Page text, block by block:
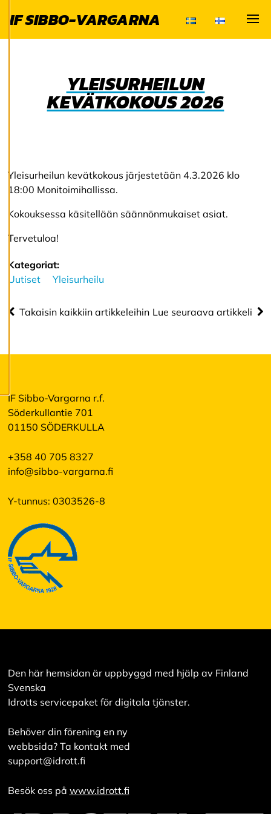
Suostumalla
evästeiden käyttöön
palvelua ja tarjota
sinulle kiinnostavaa
sisältöä. Sinulla on
lisää
evästeistämme.
u
k
k
a
e
v
e
t
u
k
si
K
e
l
ä
k
i
k
k
H
k
s
y
k
i
k
k
i
v
ä
IF SIBBO-VARGARNA
YLEISURHEILUN
KEVÄTKOKOUS 2026
Yleisurheilun kevätkokous järjestetään 4.3.2026 klo
18:00 Monitoimihallissa.
Kokouksessa käsitellään säännönmukaiset asiat.
Tervetuloa!
Kategoriat:
Uutiset
Yleisurheilu
Takaisin kaikkiin artikkeleihin Lue seuraava artikkeli
IF Sibbo-Vargarna r.f.
Söderkullantie 701
01150 SÖDERKULLA
+358 40 705 8327
info@sibbo-vargarna.fi
Y-tunnus: 0303526-8
Den här hemsidan är uppbyggd med hjälp av Finland
Svenska
Idrotts servicepaket för digitala tjänster.
Behöver din förening en ny
webbsida? Ta kontakt med
support@idrott.fi
Besök oss på www.idrott.fi